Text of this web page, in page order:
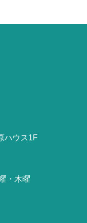
ハウス1F
・木曜